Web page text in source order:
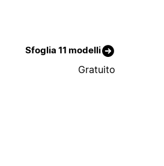
Sfoglia 11 modelli
Gratuito